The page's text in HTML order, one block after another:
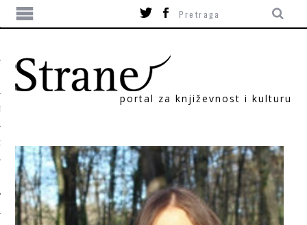
portal za književnost i kulturu